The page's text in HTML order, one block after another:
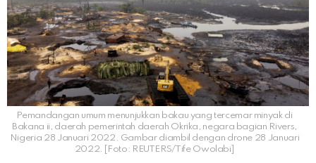
Pemandangan umum menunjukkan bakau yang tercemar minyak di
Bakana ii, daerah pemerintah daerah Okrika, negara bagian Rivers,
Nigeria 28 Januari 2022. Gambar diambil dengan drone 28 Januari
2022. [Foto: REUTERS/Tife Owolabi]